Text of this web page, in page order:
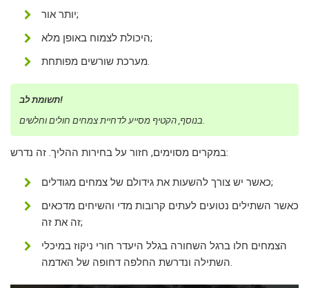
יותר אור;
היכולת לצמוח באופן מלא;
תשומת לב!
במקרים מסוימים, חזור על בחירות ההליך. זה נדרש:
כאשר יש צורך להשעות את גידולם של צמחים מגודלים;
כאשר השתילים נטועים לעתים קרובות מדי והשיחים מדכאים
זה את זה;
הצמחים חלו ברגל השחורה בגלל היעדר חורי ניקוז במיכלי